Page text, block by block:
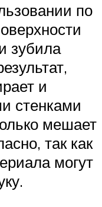
по
зубила
и
стенками
мешает
так как
могут